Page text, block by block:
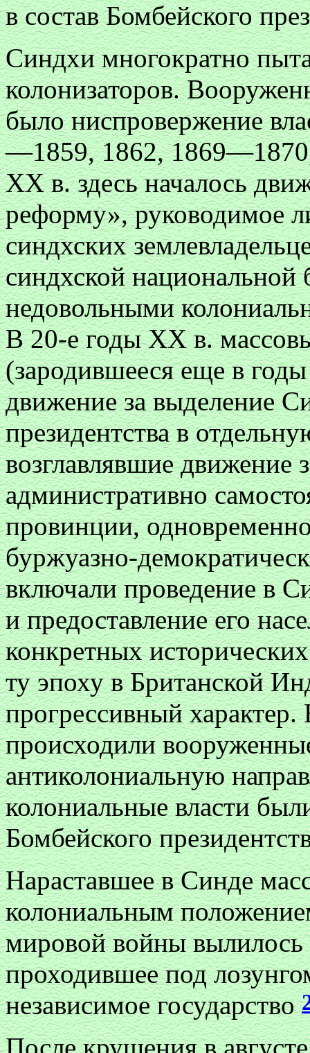
в состав Бомбейского
Синдхи многократно
колонизаторов.
было ниспровержение
—1859, 1862, 1869—1870,
XX в. здесь началось
реформу», руководимое
синдхских
синдхской национальной
недовольными
В 20-е годы XX в.
(зародившееся еще в
движение за выделение
президентства в
возглавлявшие движение
административно
провинции,
буржуазно-
включали проведение в
и предоставление его
конкретных
ту эпоху в Британской
прогрессивный
происходили
антиколониальную
колониальные власти
Бомбейского
Нараставшее в Синде
колониальным
мировой войны вылилось
проходившее под
независимое государство